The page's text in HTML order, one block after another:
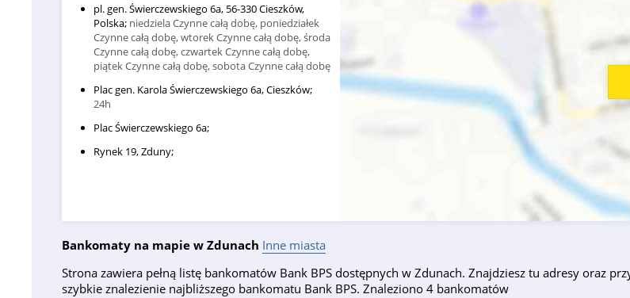
pl. gen. Świerczewskiego 6a, 56-330 Cieszków,
Polska; niedziela Czynne całą dobę, poniedziałek
Czynne całą dobę, wtorek Czynne całą dobę, środa
Czynne całą dobę, czwartek Czynne całą dobę,
piątek Czynne całą dobę, sobota Czynne całą dobę
Plac gen. Karola Świerczewskiego 6a, Cieszków;
24h
Plac Świerczewskiego 6a;
Rynek 19, Zduny;
Bankomaty na mapie w Zdunach Inne miasta
Strona zawiera pełną listę bankomatów Bank BPS dostępnych w Zdunach. Znajdziesz tu adresy oraz
szybkie znalezienie najbliższego bankomatu Bank BPS. Znaleziono 4 bankomatów